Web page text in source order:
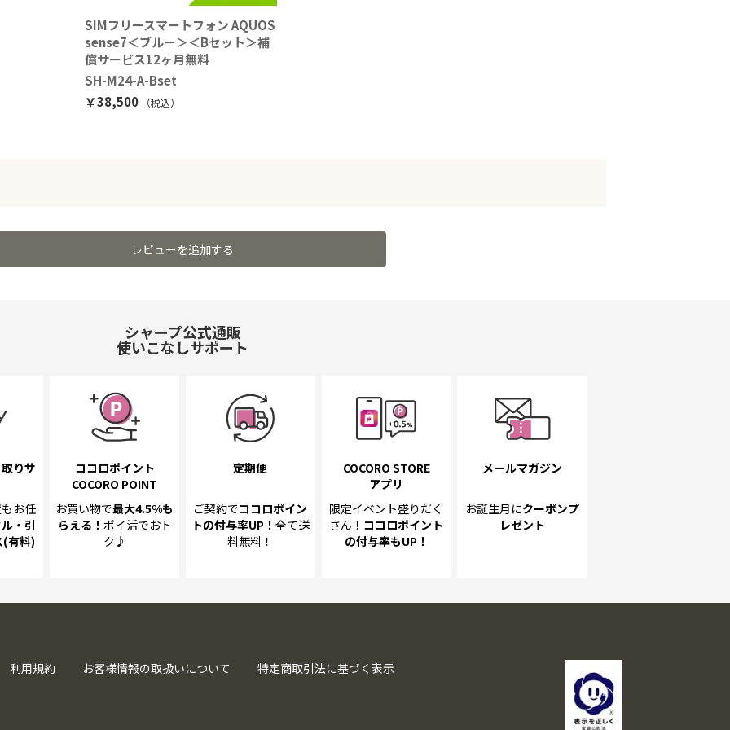
SIMフリースマートフォン AQUOS
sense7＜ブルー＞＜Bセット＞補
償サービス12ヶ月無料
SH-M24-A-Bset
￥38,500
（税込）
レビューを追加する
シャープ公式通販
使いこなしサポート
りサ
お任
・引
(有料)
ココロポイント
COCORO POINT
お買い物で最大4.5%も
らえる！ ポイ活でおト
ク♪
定期便
ご契約でココロポイン
トの付与率UP！ 全て送
料無料！
COCORO STORE
アプリ
限定イベント盛りだく
さん！ ココロポイント
の付与率もUP！
メールマガジン
お誕生月にクーポンプ
レゼント
利用規約 お客様情報の取扱いについて 特定商取引法に基づく表示